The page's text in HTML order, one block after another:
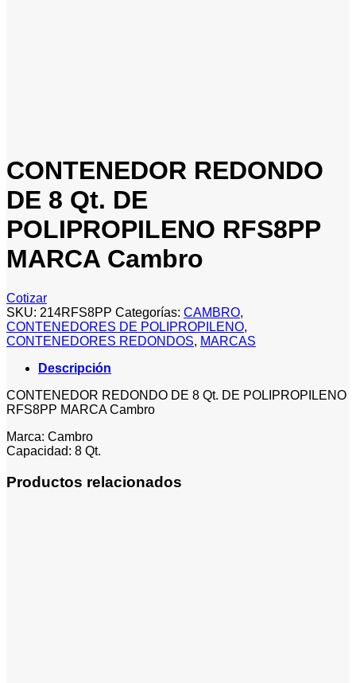
CONTENEDOR REDONDO
DE 8 Qt. DE
POLIPROPILENO RFS8PP
MARCA Cambro
Cotizar
SKU: 214RFS8PP Categorías: CAMBRO,
CONTENEDORES DE POLIPROPILENO,
CONTENEDORES REDONDOS, MARCAS
Descripción
CONTENEDOR REDONDO DE 8 Qt. DE POLIPROPILENO
RFS8PP MARCA Cambro
Marca: Cambro
Capacidad: 8 Qt.
Productos relacionados